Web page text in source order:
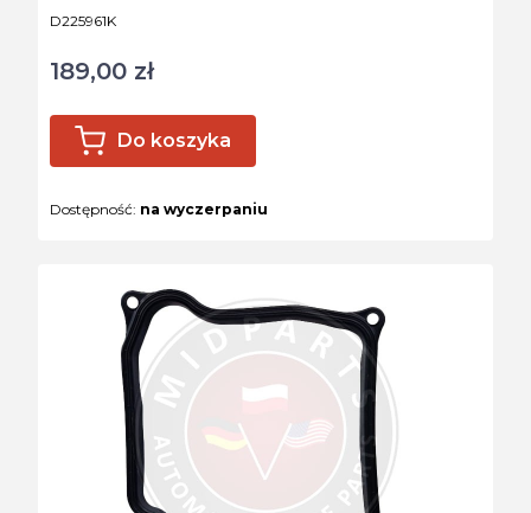
Kod produktu
D225961K
Cena
189,00 zł
Do koszyka
Dostępność: na wyczerpaniu